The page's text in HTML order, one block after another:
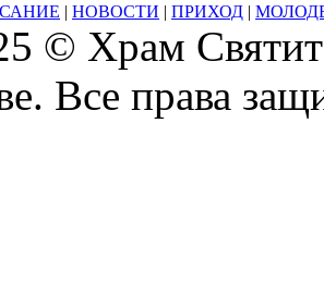
| НОВОСТИ | ПРИХОД |
© Храм
Все права